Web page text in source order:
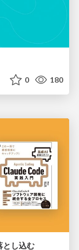
0 180
とし込む